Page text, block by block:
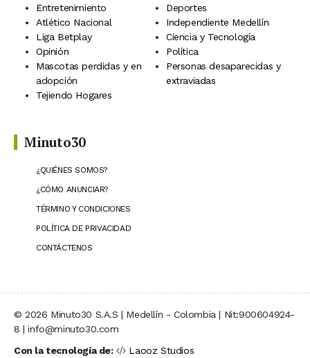
Entretenimiento
Deportes
Atlético Nacional
Independiente Medellín
Liga Betplay
Ciencia y Tecnología
Opinión
Política
Mascotas perdidas y en
adopción
Personas desaparecidas y
extraviadas
Tejiendo Hogares
Minuto30
¿QUIÉNES SOMOS?
¿CÓMO ANUNCIAR?
TÉRMINO Y CONDICIONES
POLÍTICA DE PRIVACIDAD
CONTÁCTENOS
© 2026 Minuto30 S.A.S | Medellín - Colombia | Nit:900604924-
8 | info@minuto30.com
Con la tecnología de:
Laooz Studios